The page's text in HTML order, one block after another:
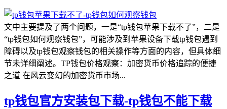
文中主要提及了两个问题，一是“tp钱包苹果下载不了”，二是
“tp钱包如何观察钱包”，可能涉及到苹果设备下载tp钱包遇到
障碍以及tp钱包观察钱包的相关操作等方面的内容，但具体细
节未详细阐述。TP钱包价格观察：加密货币价格追踪的便捷
之道 在风云变幻的加密货币市场...
tp钱包官方安装包下载-tp钱包不能下载